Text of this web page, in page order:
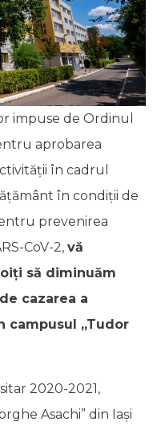
impuse de Ordinul
aprobarea
în cadrul
în condiții de
prevenirea
CoV-2, vă
să diminuăm
cazarea a
campusul „Tudor
2020-2021,
Asachi” din Iași